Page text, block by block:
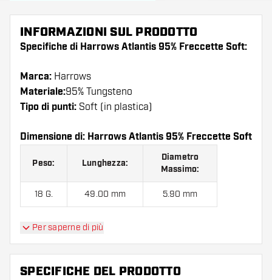
INFORMAZIONI SUL PRODOTTO
Specifiche di Harrows Atlantis 95% Freccette Soft:
Marca: Harrows
Materiale:95% Tungsteno
Tipo di punti: Soft (in plastica)
Dimensione di: Harrows Atlantis 95% Freccette Soft
Peso: Lunghezza:
Diametro
Massimo:
18 G. 49.00 mm 5.90 mm
barrel, 3 alette e 3 astine.
Per saperne di più
SPECIFICHE DEL PRODOTTO